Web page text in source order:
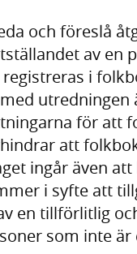
och föreslå
av en
i
för att
att
ingår även
i syfte att
en tillförlitlig
som inte